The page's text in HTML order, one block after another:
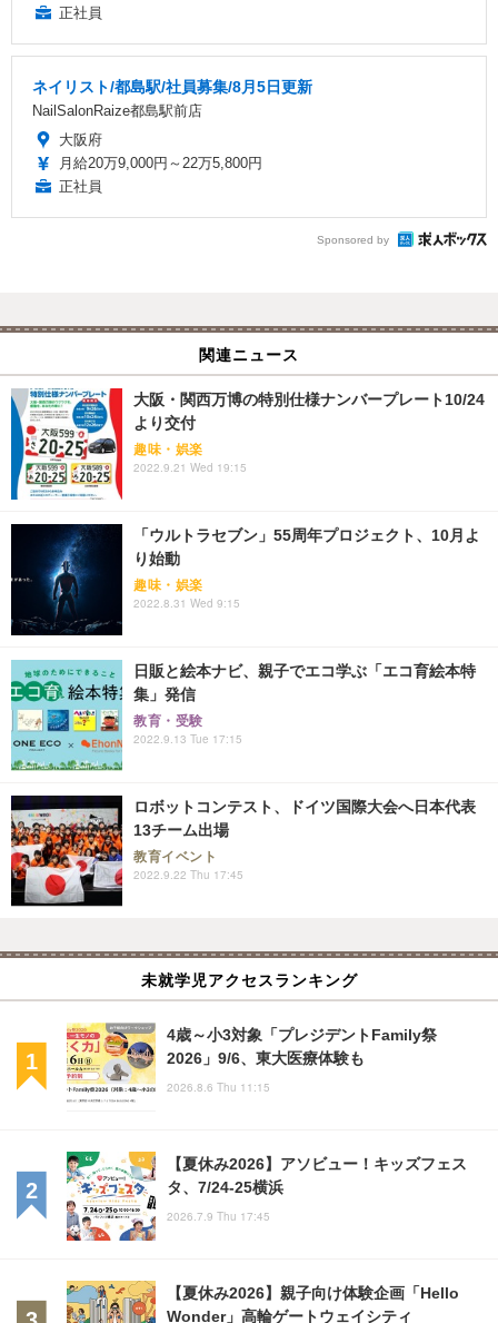
正社員
ネイリスト/都島駅/社員募集/8月5日更新
NailSalonRaize都島駅前店
大阪府
月給20万9,000円～22万5,800円
正社員
Sponsored by
関連ニュース
大阪・関西万博の特別仕様ナンバープレート10/24
より交付
趣味・娯楽
2022.9.21 Wed 19:15
「ウルトラセブン」55周年プロジェクト、10月よ
り始動
趣味・娯楽
2022.8.31 Wed 9:15
日販と絵本ナビ、親子でエコ学ぶ「エコ育絵本特
集」発信
教育・受験
2022.9.13 Tue 17:15
ロボットコンテスト、ドイツ国際大会へ日本代表
13チーム出場
教育イベント
2022.9.22 Thu 17:45
未就学児アクセスランキング
4歳～小3対象「プレジデントFamily祭
2026」9/6、東大医療体験も
2026.8.6 Thu 11:15
【夏休み2026】アソビュー！キッズフェス
タ、7/24-25横浜
2026.7.9 Thu 17:45
【夏休み2026】親子向け体験企画「Hello
Wonder」高輪ゲートウェイシティ